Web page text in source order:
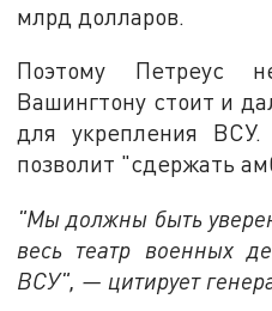
млрд долларов.
Поэтому Петреус
Вашингтону стоит и
для укрепления
позволит "сдержать
"Мы должны быть
весь театр военных
ВСУ", — цитирует